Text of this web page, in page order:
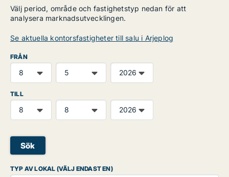
Välj period, område och fastighetstyp nedan för att
analysera marknadsutvecklingen.
Se aktuella kontorsfastigheter till salu i Arjeplog
FRÅN
TILL
Sök
TYP AV LOKAL (VÄLJ ENDAST EN)